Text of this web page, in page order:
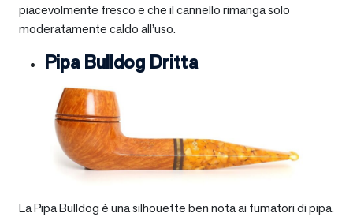
piacevolmente fresco e che il cannello rimanga solo
moderatamente caldo all’uso.
Pipa Bulldog Dritta
La Pipa Bulldog è una silhouette ben nota ai fumatori di pipa.